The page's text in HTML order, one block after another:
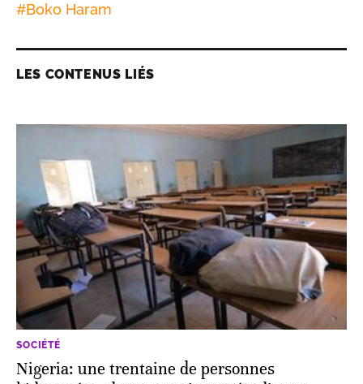
#Boko Haram
LES CONTENUS LIÉS
SOCIÉTÉ
Nigeria: une trentaine de personnes